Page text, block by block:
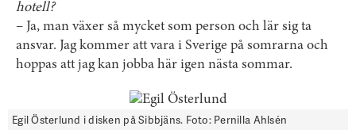
hotell?
– Ja, man växer så mycket som person och lär sig ta
ansvar. Jag kommer att vara i Sverige på somrarna och
hoppas att jag kan jobba här igen nästa sommar.
Egil Österlund i disken på Sibbjäns. Foto: Pernilla Ahlsén